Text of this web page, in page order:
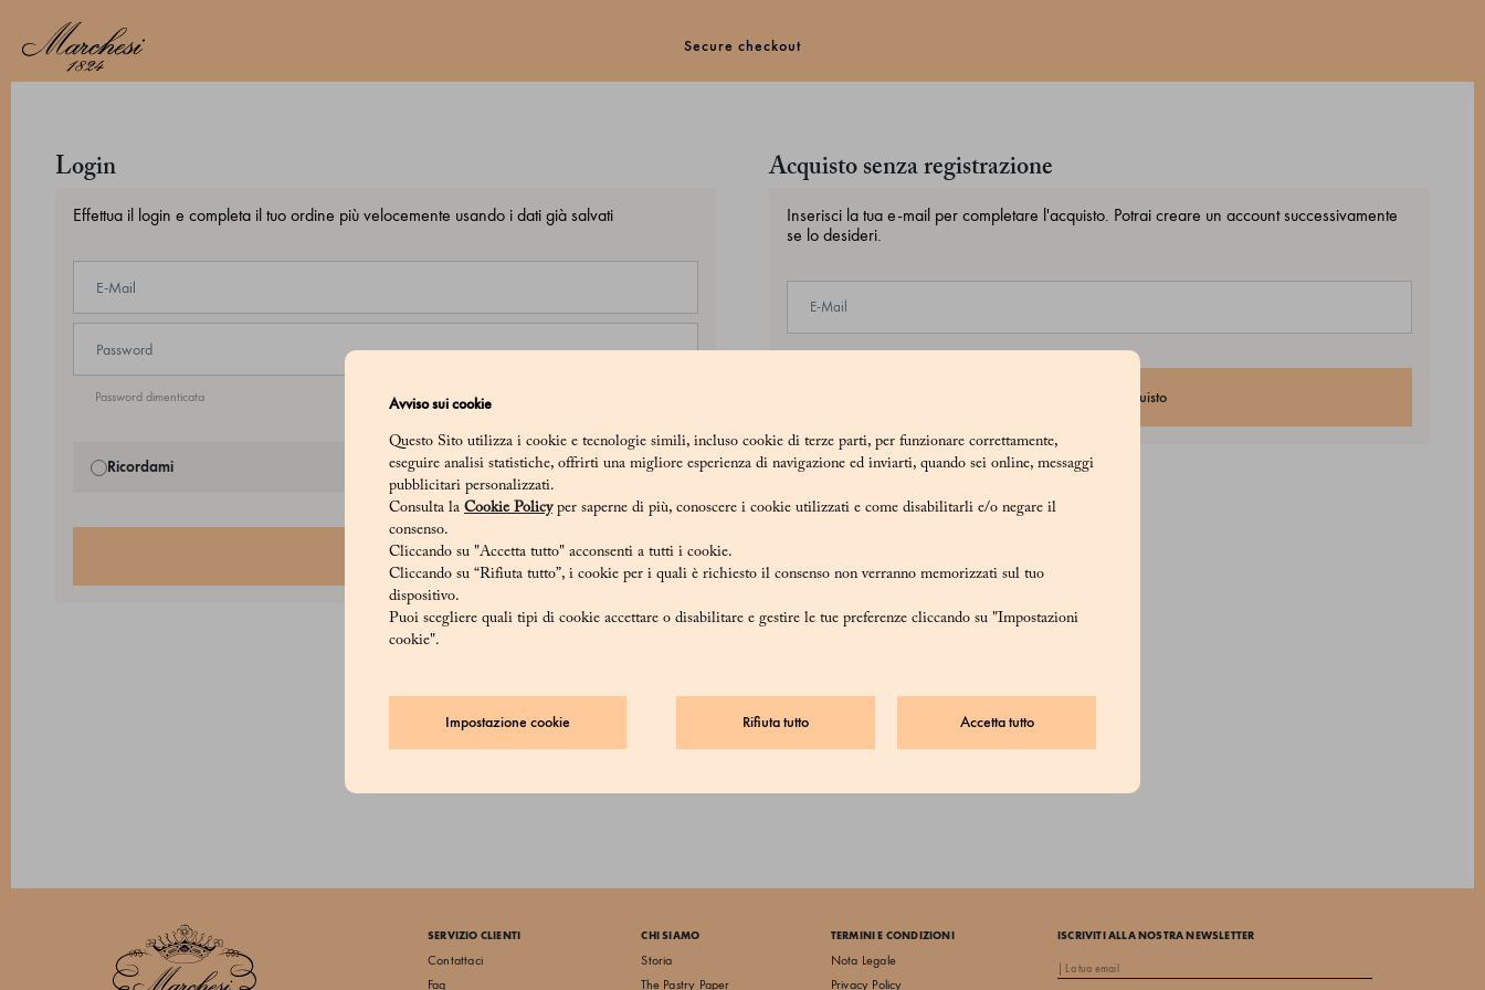
Avviso sui cookie
Questo Sito utilizza i cookie e tecnologie simili, incluso cookie di terze parti, per funzionare correttamente,
eseguire analisi statistiche, offrirti una migliore esperienza di navigazione ed inviarti, quando sei online, messaggi
pubblicitari personalizzati.
Consulta la Cookie Policyper saperne di più, conoscere i cookie utilizzati e come disabilitarli e/o negare il
consenso.
Cliccando su "Accetta tutto" acconsenti a tutti i cookie.
Cliccando su “Rifiuta tutto”, i cookie per i quali è richiesto il consenso non verranno memorizzati sul tuo
dispositivo.
Puoi scegliere quali tipi di cookie accettare o disabilitare e gestire le tue preferenze cliccando su "Impostazioni
cookie".
Accetta tutto
Rifiuta tutto
Impostazione cookie
Secure checkout
Login
Effettua il login e completa il tuo ordine più velocemente usando i dati già salvati
Password dimenticata
Ricordami
Login
Acquisto senza registrazione
Inserisci la tua e-mail per completare l'acquisto. Potrai creare un account successivamente
se lo desideri.
Procedere all'acquisto
ISCRIVITI ALLA NOSTRA NEWSLETTER
SERVIZIO CLIENTI
Contattaci
Faq
CHI SIAMO
Storia
The Pastry Paper
TERMINI E CONDIZIONI
Nota Legale
Privacy Policy